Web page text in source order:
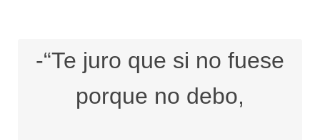
-“Te juro que si no fuese
porque no debo,